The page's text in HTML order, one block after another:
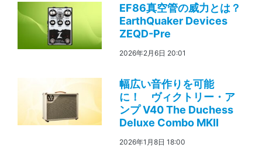
EF86真空管の威力とは？
EarthQuaker Devices
ZEQD-Pre
2026年2月6日 20:01
幅広い音作りを可能
に！ ヴィクトリー・ア
ンプ V40 The Duchess
Deluxe Combo MKII
2026年1月8日 18:00